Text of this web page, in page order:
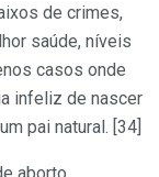
de crimes,
saúde, níveis
casos onde
infeliz de nascer
pai natural. [34]
aborto,